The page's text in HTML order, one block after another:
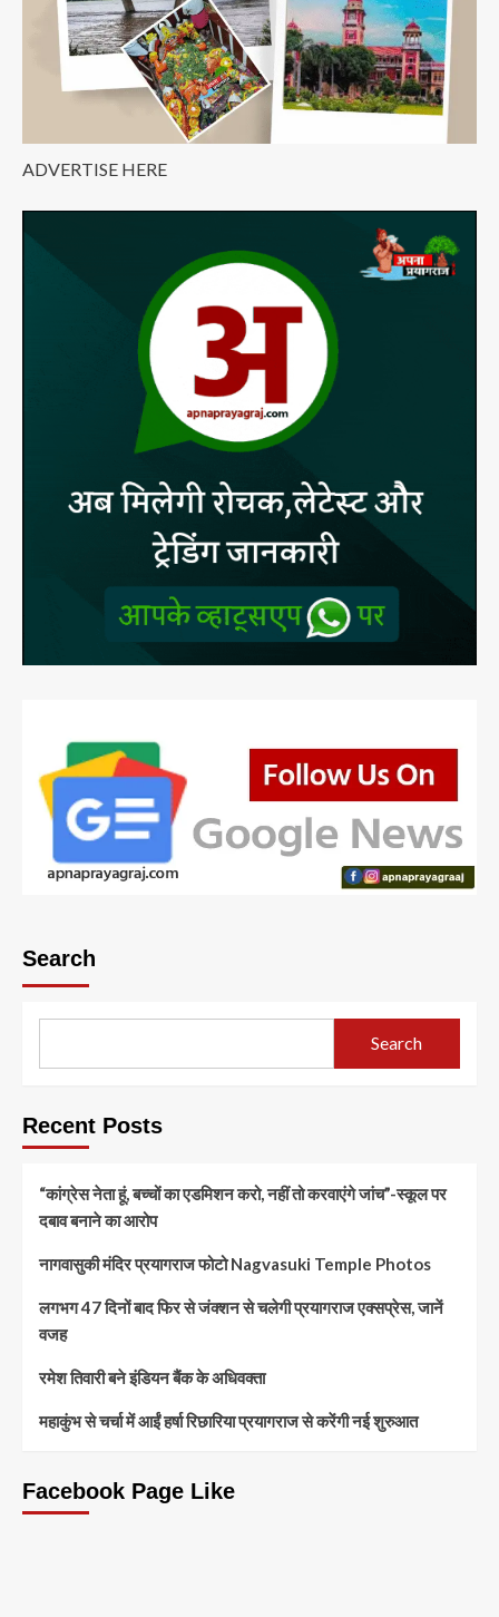
मेले
में
ADVERTISE HERE
Search
Search
Recent Posts
“कांग्रेस नेता हूं, बच्चों का एडमिशन करो, नहीं तो करवाएंगे जांच”-स्कूल पर
दबाव बनाने का आरोप
नागवासुकी मंदिर प्रयागराज फोटो Nagvasuki Temple Photos
लगभग 47 दिनों बाद फिर से जंक्शन से चलेगी प्रयागराज एक्सप्रेस, जानें
वजह
रमेश तिवारी बने इंडियन बैंक के अधिवक्ता
महाकुंभ से चर्चा में आईं हर्षा रिछारिया प्रयागराज से करेंगी नई शुरुआत
Facebook Page Like